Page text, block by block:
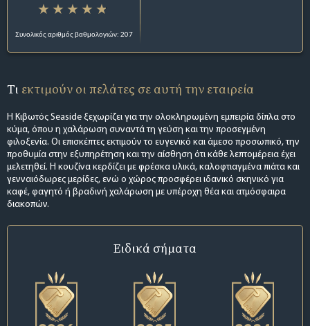
Συνολικός αριθμός βαθμολογιών: 207
Τι εκτιμούν οι πελάτες σε αυτή την εταιρεία
Η Κιβωτός Seaside ξεχωρίζει για την ολοκληρωμένη εμπειρία δίπλα στο
κύμα, όπου η χαλάρωση συναντά τη γεύση και την προσεγμένη
φιλοξενία. Οι επισκέπτες εκτιμούν το ευγενικό και άμεσο προσωπικό, την
προθυμία στην εξυπηρέτηση και την αίσθηση ότι κάθε λεπτομέρεια έχει
μελετηθεί. Η κουζίνα κερδίζει με φρέσκα υλικά, καλοφτιαγμένα πιάτα και
γενναιόδωρες μερίδες, ενώ ο χώρος προσφέρει ιδανικό σκηνικό για
καφέ, φαγητό ή βραδινή χαλάρωση με υπέροχη θέα και ατμόσφαιρα
διακοπών.
Ειδικά σήματα